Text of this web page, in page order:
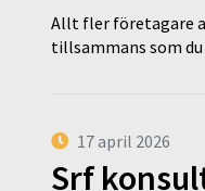
Allt fler företagare
tillsammans som
17 april 2026
Srf